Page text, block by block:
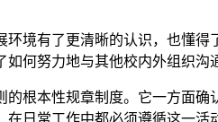
境有了更清晰的认识，也懂得
何努力地与其他校内外组织沟
根本性规章制度。它一方面
日常工作中都必须遵循这一